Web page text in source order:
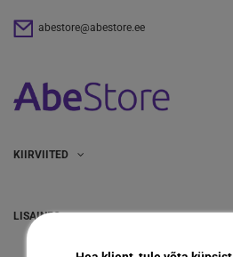
abestore@abestore.ee
KIIRVIITED
LISAINFO